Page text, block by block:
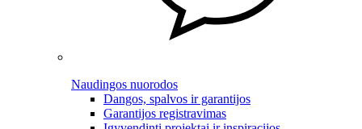
Naudingos nuorodos
Dangos, spalvos ir garantijos
Garantijos registravimas